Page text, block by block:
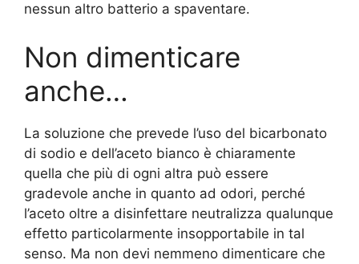
nessun altro batterio a spaventare.
Non dimenticare
anche…
La soluzione che prevede l’uso del bicarbonato
di sodio e dell’aceto bianco è chiaramente
quella che più di ogni altra può essere
gradevole anche in quanto ad odori, perché
l’aceto oltre a disinfettare neutralizza qualunque
effetto particolarmente insopportabile in tal
senso. Ma non devi nemmeno dimenticare che